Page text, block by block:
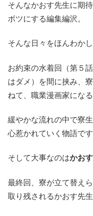
そんなかおす先生に期
ボツにする編集編沢。
そんな日々をほんわか
お約束の水着回（第５
はダメ）を間に挟み、
ねて、職業漫画家にな
緩やかな流れの中で寮
心惹かれていく物語です
そして大事なのはかお
最終回、寮が立て替え
取り残されるかおす先生